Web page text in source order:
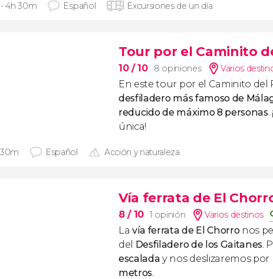
4h 30m Español Excursiones de un día
Tour por el Caminito
10/ 10 8 opiniones Varios
En este tour por el Caminito del
desfiladero más famoso de
reducido de máximo 8 personas.
única!
Español Acción y naturaleza
Vía ferrata de El
8/ 10 1 opinión Varios destinos
Lavía ferrata de El Chorronos
del Desfiladero de los Gaitanes.
escalada y nos deslizaremos por
metros.